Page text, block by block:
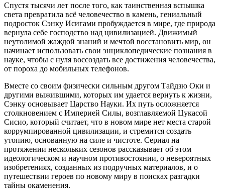
Спустя тысячи лет после того, как таинственная вспышка
света превратила всё человечество в камень, гениальный
подросток Сэнку Исигами пробуждается в мире, где природа
вернула себе господство над цивилизацией. Движимый
неутолимой жаждой знаний и мечтой восстановить мир, он
начинает использовать свои энциклопедические познания в
науке, чтобы с нуля воссоздать все достижения человечества,
от пороха до мобильных телефонов.
Вместе со своим физически сильным другом Тайдзю Оки и
другими выжившими, которых им удается вернуть к жизни,
Сэнку основывает Царство Науки. Их путь осложняется
столкновением с Империей Силы, возглавляемой Цукасой
Сисио, который считает, что в новом мире нет места старой
коррумпированной цивилизации, и стремится создать
утопию, основанную на силе и чистоте. Сериал на
протяжении нескольких сезонов рассказывает об этом
идеологическом и научном противостоянии, о невероятных
изобретениях, созданных из подручных материалов, и о
путешествии героев по новому миру в поисках разгадки
тайны окаменения.